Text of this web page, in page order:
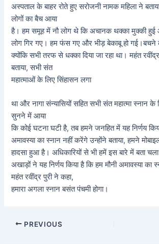
अस्पताल के बाहर रोते हुए सरोजनी नामक महिला ने
लोगों का बैच आया
है। हम समूह में नौ लोग थे कि अचानक थक्का मुक्की
लोग गिर गए। हम फंस गए और भीड़ बेकाबू हो गई।बचने
क्योंकि सभी तरफ से धक्का दिया जा रहा था। महंत
बताया, सभी संत
महात्माओं के लिए सिंहासन लगा
था और नागा संन्यासियों सहित सभी संत महात्मा स्नान
सुनने में आया
कि कोई घटना घटी है, तब हमने जनहित में यह निर्णय
अमावस्या का स्नान नहीं करेंगे उन्होंने बताया, हमने
हादसा हुआ है। अधिकारियों से भी हमें इस बारे में बता
अखाड़ों ने यह निर्णय किया है कि हम मौनी अमावस्या का
महंत रवींद्र पुरी ने कहा,
हमारा अगला स्नान बसंत पंचमी होगा।
Post
PREVIOUS